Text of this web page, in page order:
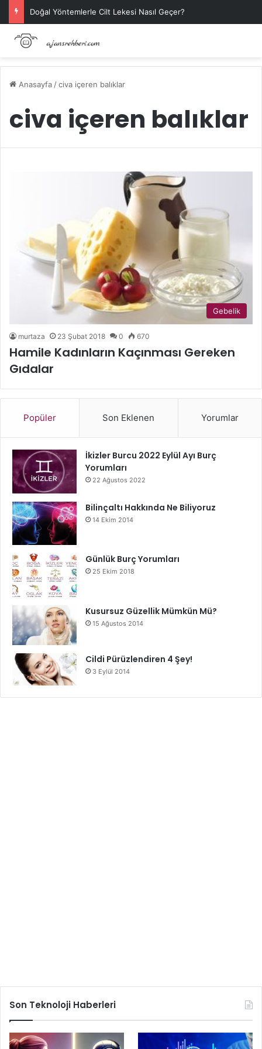
Doğal Yöntemlerle Cilt Lekesi Nasıl Geçer?
Anasayfa /civa içeren balıklar
civa içeren balıklar
Gebelik
murtaza 23 Şubat 2018 0 670
Hamile Kadınların Kaçınması Gereken
Gıdalar
Popüler Son Eklenen Yorumlar
İkizler Burcu 2022 Eylül Ayı Burç
Yorumları
22 Ağustos 2022
Bilinçaltı Hakkında Ne Biliyoruz
14 Ekim 2014
Günlük Burç Yorumları
25 Ekim 2018
Kusursuz Güzellik Mümkün Mü?
15 Ağustos 2014
Cildi Pürüzlendiren 4 Şey!
3 Eylül 2014
Son Teknoloji Haberleri